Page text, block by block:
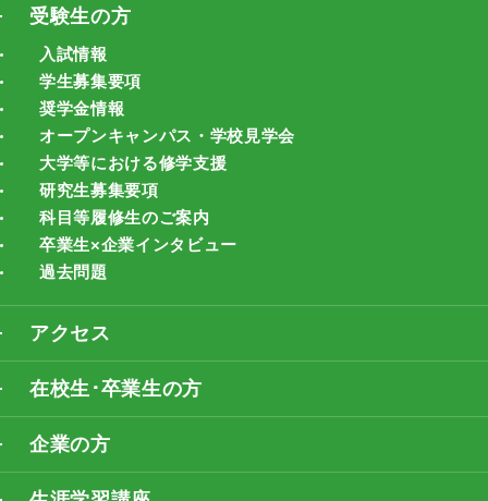
受験生の方
入試情報
学生募集要項
奨学金情報
オープンキャンパス・学校見学会
大学等における修学支援
研究生募集要項
科目等履修生のご案内
卒業生×企業インタビュー
過去問題
アクセス
在校生･卒業生の方
企業の方